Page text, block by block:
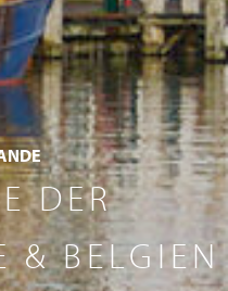
DER
& BELGIEN